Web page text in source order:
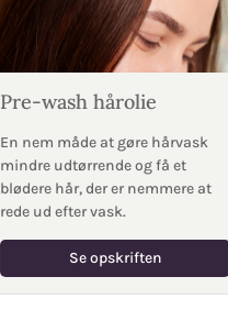
Pre-wash hårolie
En nem måde at gøre hårvask
mindre udtørrende og få et
blødere hår, der er nemmere at
rede ud efter vask.
Se opskriften